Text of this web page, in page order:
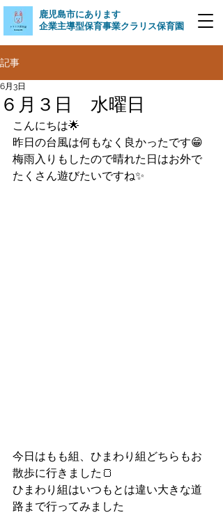
​鹿児島市にあります
企業主導型保育事業クラリス保育園
記事
６月３日 水曜日
6月3日
こんにちは🌟
昨日の台風は何もなく良かったです😁
梅雨入りもしたので晴れた日はお外で
たくさん遊びたいですね✨
今日はもも組、ひまわり組どちらもお
散歩に行きました🍞
ひまわり組はいつもとは違い大きな道
路まで行ってみました